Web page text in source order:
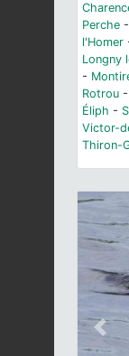
Perche -
l'Homer
Longny
-
Rotrou -
Éliph -
Victor-
Thiron-